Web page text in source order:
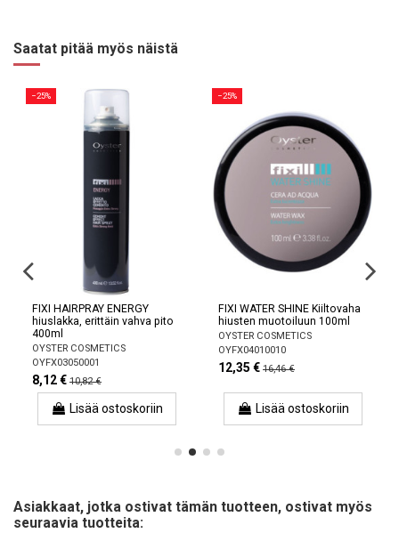
Saatat pitää myös näistä
−25%
FIXI HAIRPRAY ENERGY
hiuslakka, erittäin vahva pito
400ml
OYSTER COSMETICS
OYFX03050001
8,12 € 10,82 €
Lisää ostoskoriin
−25%
FIXI WATER SHINE Kiiltovaha
hiusten muotoiluun 100ml
OYSTER COSMETICS
OYFX04010010
12,35 € 16,46 €
Lisää ostoskoriin
Asiakkaat, jotka ostivat tämän tuotteen, ostivat myös
seuraavia tuotteita: